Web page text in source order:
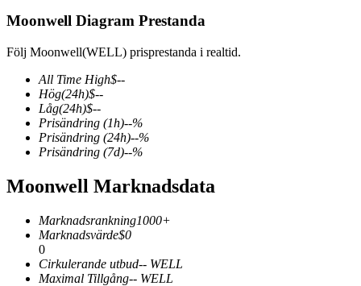
COIN-M Futures
Futures för kryptovaluta
TradFi
Derivat för aktier, valuta, ädelmetaller och råvaror
Moonwell Diagram Prestanda
Följ Moonwell(WELL) prisprestanda i realtid.
All Time High$--
Hög(24h)$--
Låg(24h)$--
Prisändring (1h)--%
Prisändring (24h)--%
Prisändring (7d)--%
Moonwell Marknadsdata
Marknadsrankning1000+
Marknadsvärde$0
0
Cirkulerande utbud-- WELL
Maximal Tillgång-- WELL